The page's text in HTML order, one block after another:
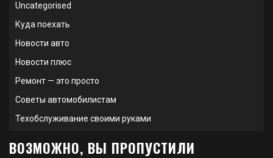
Uncategorised
Куда поехать
Новости авто
Новости плюс
Ремонт — это просто
Советы автомобилистам
Техобслуживание своими руками
ВОЗМОЖНО, ВЫ ПРОПУСТИЛИ